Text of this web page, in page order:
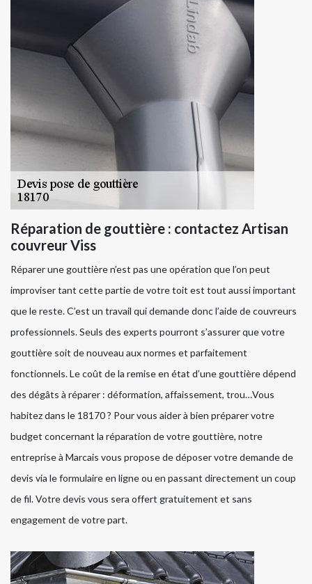
Réparation de gouttière : contactez Artisan
couvreur Viss
Réparer une gouttière n’est pas une opération que l’on peut
improviser tant cette partie de votre toit est tout aussi important
que le reste. C’est un travail qui demande donc l’aide de couvreurs
professionnels. Seuls des experts pourront s’assurer que votre
gouttière soit de nouveau aux normes et parfaitement
fonctionnels. Le coût de la remise en état d’une gouttière dépend
des dégâts à réparer : déformation, affaissement, trou…Vous
habitez dans le 18170 ? Pour vous aider à bien préparer votre
budget concernant la réparation de votre gouttière, notre
entreprise à Marcais vous propose de déposer votre demande de
devis via le formulaire en ligne ou en passant directement un coup
de fil. Votre devis vous sera offert gratuitement et sans
engagement de votre part.